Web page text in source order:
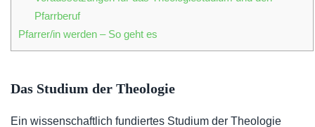
Pfarrberuf
Pfarrer/in werden – So geht es
Das Studium der Theologie
Ein wissenschaftlich fundiertes Studium der Theologie